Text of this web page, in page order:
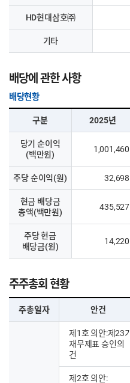
HD현대삼호㈜
기타
배당에 관한 사항
배당현황
구분 2025년
당기 순이익
(백만원)
1,001,460
주당 순이익(원) 32,698
현금 배당금
총액(백만원)
435,527
주당 현금
배당금(원)
14,220
주주총회 현황
주총일자 안건
제1호 의안:제23기
재무제표 승인의
건
제2호 의안: